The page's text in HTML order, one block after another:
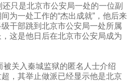
只是北京市公安局一处的一位副
为一处工作的“杰出成就”，他后来
干部跳到北京市公安局一处所属
这是他日后在北京市公安局成为
关入秦城监狱的匿名人士介绍
，其举止做派已经显示他是北京